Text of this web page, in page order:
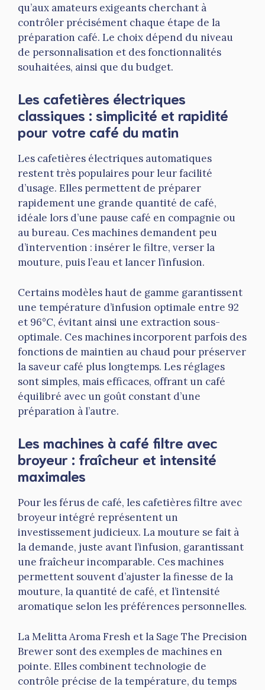
qu’aux amateurs exigeants cherchant à
contrôler précisément chaque étape de la
préparation café. Le choix dépend du niveau
de personnalisation et des fonctionnalités
souhaitées, ainsi que du budget.
Les cafetières électriques
classiques : simplicité et rapidité
pour votre café du matin
Les cafetières électriques automatiques
restent très populaires pour leur facilité
d’usage. Elles permettent de préparer
rapidement une grande quantité de café,
idéale lors d’une pause café en compagnie ou
au bureau. Ces machines demandent peu
d’intervention : insérer le filtre, verser la
mouture, puis l’eau et lancer l’infusion.
Certains modèles haut de gamme garantissent
une température d’infusion optimale entre 92
et 96°C, évitant ainsi une extraction sous-
optimale. Ces machines incorporent parfois des
fonctions de maintien au chaud pour préserver
la saveur café plus longtemps. Les réglages
sont simples, mais efficaces, offrant un café
équilibré avec un goût constant d’une
préparation à l’autre.
Les machines à café filtre avec
broyeur : fraîcheur et intensité
maximales
Pour les férus de café, les cafetières filtre avec
broyeur intégré représentent un
investissement judicieux. La mouture se fait à
la demande, juste avant l’infusion, garantissant
une fraîcheur incomparable. Ces machines
permettent souvent d’ajuster la finesse de la
mouture, la quantité de café, et l’intensité
aromatique selon les préférences personnelles.
La Melitta Aroma Fresh et la Sage The Precision
Brewer sont des exemples de machines en
pointe. Elles combinent technologie de
contrôle précise de la température, du temps